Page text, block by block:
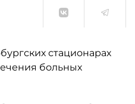
стационарах
больных